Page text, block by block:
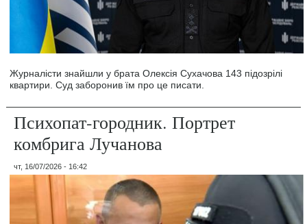
Журналісти знайшли у брата Олексія Сухачова 143 підозрілі
квартири. Суд заборонив їм про це писати.
Психопат-городник. Портрет
комбрига Лучанова
чт, 16/07/2026 - 16:42